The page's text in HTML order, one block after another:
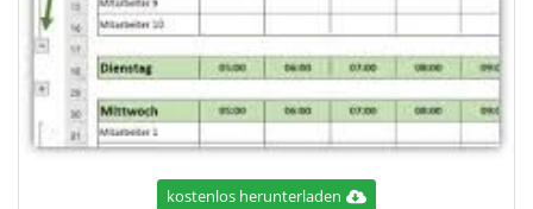
kostenlos herunterladen